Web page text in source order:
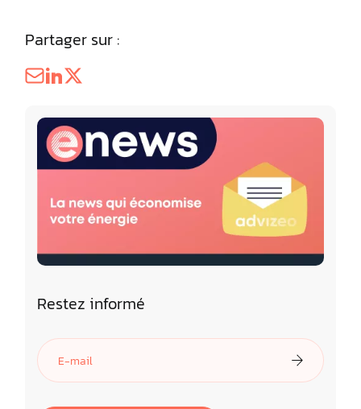
Partager sur :
Restez informé